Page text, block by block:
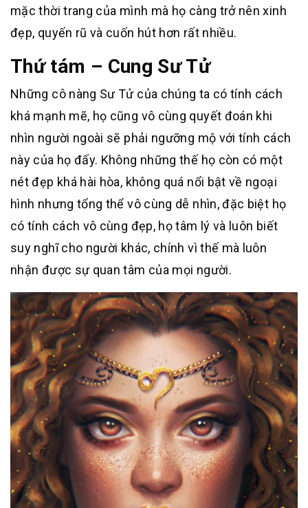
mặc thời trang của mình mà họ càng trở nên xinh
đẹp, quyến rũ và cuốn hút hơn rất nhiều.
Thứ tám – Cung Sư Tử
Những cô nàng Sư Tử của chúng ta có tính cách
khá mạnh mẽ, họ cũng vô cùng quyết đoán khi
nhìn người ngoài sẽ phải ngưỡng mộ với tính cách
này của họ đấy. Không những thế họ còn có một
nét đẹp khá hài hòa, không quá nổi bật về ngoại
hình nhưng tổng thể vô cùng dễ nhìn, đặc biệt họ
có tính cách vô cùng đẹp, họ tâm lý và luôn biết
suy nghĩ cho người khác, chính vì thế mà luôn
nhận được sự quan tâm của mọi người.